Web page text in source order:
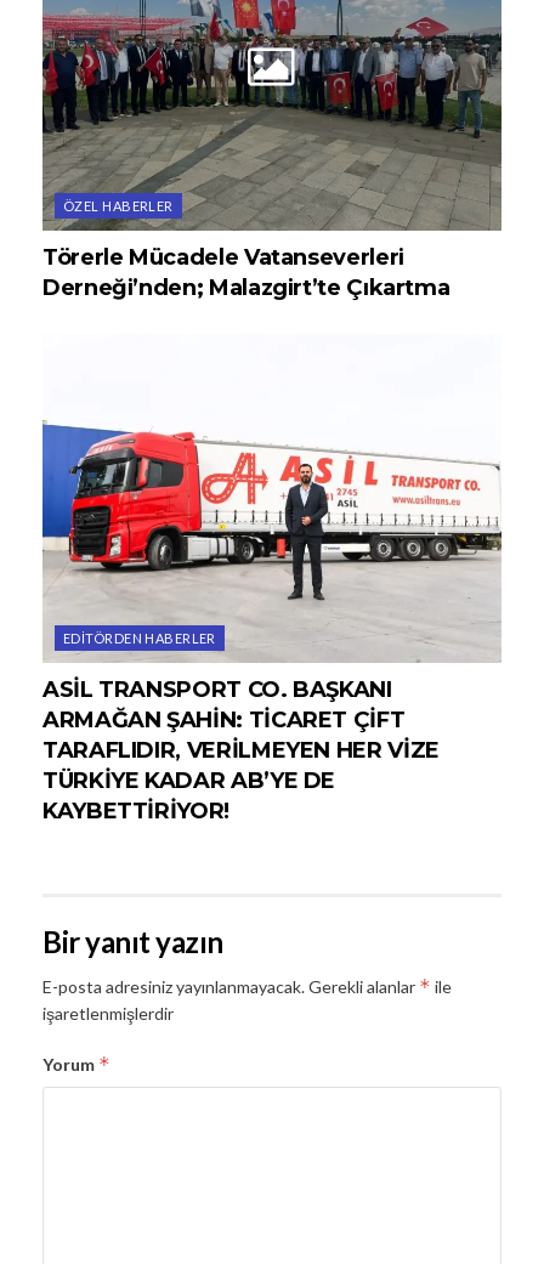
ÖZEL HABERLER
Törerle Mücadele Vatanseverleri
Derneği’nden; Malazgirt’te Çıkartma
EDITÖRDEN HABERLER
ASİL TRANSPORT CO. BAŞKANI
ARMAĞAN ŞAHİN: TİCARET ÇİFT
TARAFLIDIR, VERİLMEYEN HER VİZE
TÜRKİYE KADAR AB’YE DE
KAYBETTİRİYOR!
Bir yanıt yazın
E-posta adresiniz yayınlanmayacak.Gerekli alanlar * ile
işaretlenmişlerdir
Yorum *